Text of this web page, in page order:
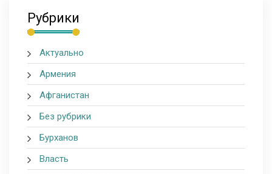
Рубрики
Актуально
Армения
Афганистан
Без рубрики
Бурханов
Власть